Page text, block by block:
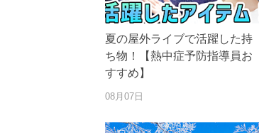
夏の屋外ライブで活躍した持
ち物！【熱中症予防指導員お
すすめ】
08月07日